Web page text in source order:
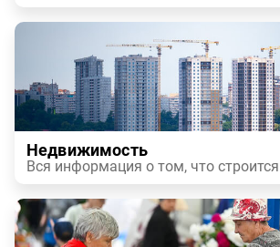
Недвижимость
Вся информация о том, что